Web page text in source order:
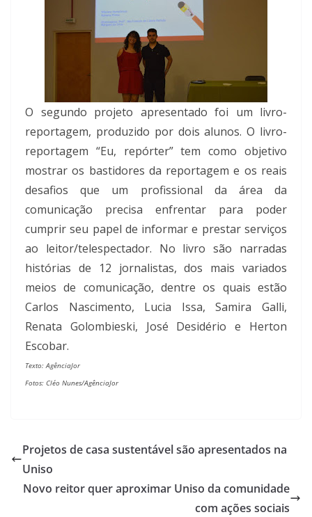
O segundo projeto apresentado foi um livro-
reportagem, produzido por dois alunos. O livro-
reportagem “Eu, repórter” tem como objetivo
mostrar os bastidores da reportagem e os reais
desafios que um profissional da área da
comunicação precisa enfrentar para poder
cumprir seu papel de informar e prestar serviços
ao leitor/telespectador. No livro são narradas
histórias de 12 jornalistas, dos mais variados
meios de comunicação, dentre os quais estão
Carlos Nascimento, Lucia Issa, Samira Galli,
Renata Golombieski, José Desidério e Herton
Escobar.
Texto: AgênciaJor
Fotos: Cléo Nunes/AgênciaJor
Projetos de casa sustentável são apresentados na
Uniso
Novo reitor quer aproximar Uniso da comunidade
com ações sociais